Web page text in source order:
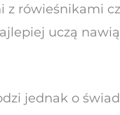
z rówieśnikami
uczą
jednak o